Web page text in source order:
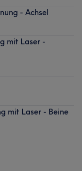
- Achsel
mit Laser -
mit Laser - Beine